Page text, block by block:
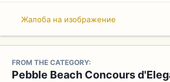
Жалоба на изображение
FROM THE CATEGORY:
Pebble Beach Concours